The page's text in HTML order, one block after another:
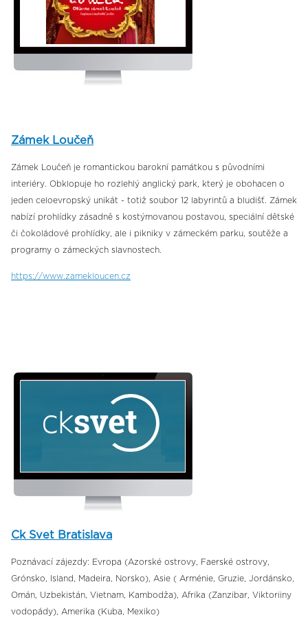
Zámek Loučeň
Zámek Loučeň je romantickou barokní památkou s původními
interiéry. Obklopuje ho rozlehlý anglický park, který je obohacen o
jeden celoevropský unikát - totiž soubor 12 labyrintů a bludišť. Zámek
nabízí prohlídky zásadně s kostýmovanou postavou, speciální dětské
či čokoládové prohlídky, ale i pikniky v zámeckém parku, soutěže a
programy o zámeckých slavnostech.
https://www.zamekloucen.cz
Ck Svet Bratislava
Poznávací zájezdy: Evropa (Azorské ostrovy, Faerské ostrovy,
Grónsko, Island, Madeira, Norsko), Asie ( Arménie, Gruzie, Jordánsko,
Omán, Uzbekistán, Vietnam, Kambodža), Afrika (Zanzibar, Viktoriiny
vodopády), Amerika (Kuba, Mexiko)